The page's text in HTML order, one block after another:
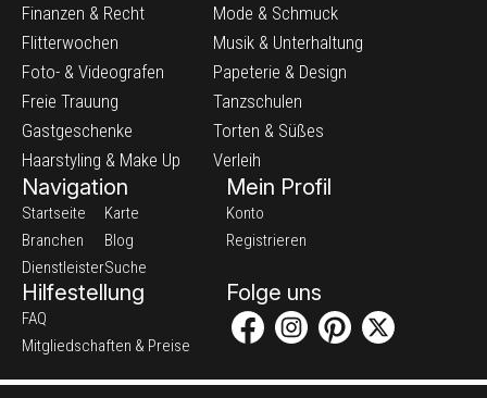
Finanzen & Recht
Flitterwochen
Foto- & Videografen
Freie Trauung
Gastgeschenke
Haarstyling & Make Up
Mode & Schmuck
Musik & Unterhaltung
Papeterie & Design
Tanzschulen
Torten & Süßes
Verleih
Navigation
Startseite
Branchen
Dienstleister
Karte
Blog
Suche
Mein Profil
Konto
Registrieren
Hilfestellung
FAQ
Mitgliedschaften & Preise
Folge uns